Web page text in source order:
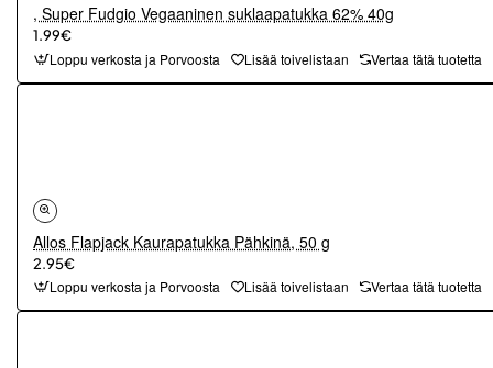
, Super Fudgio Vegaaninen suklaapatukka 62% 40g
1.99€
Loppu verkosta ja Porvoosta Lisää toivelistaan Vertaa tätä tuotetta
Allos Flapjack Kaurapatukka Pähkinä, 50 g
2.95€
Loppu verkosta ja Porvoosta Lisää toivelistaan Vertaa tätä tuotetta